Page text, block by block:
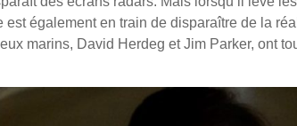
est également en train de disparaître de la
marins, David Herdeg et Jim Parker, ont